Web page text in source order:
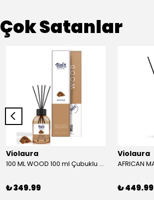
Çok Satanlar
Violaura
100 ML WOOD 100 ml Çubuklu Oda Kokusu
₺ 349.99
Violaura
₺ 449.99